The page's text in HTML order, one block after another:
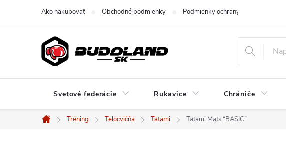
Ako nakupovať Obchodné podmienky Podmienky ochrany osobných údajov
Svetové federácie Rukavice Chrániče
Domov
Tréning Telocvičňa Tatami Tatami Mats “BASIC”